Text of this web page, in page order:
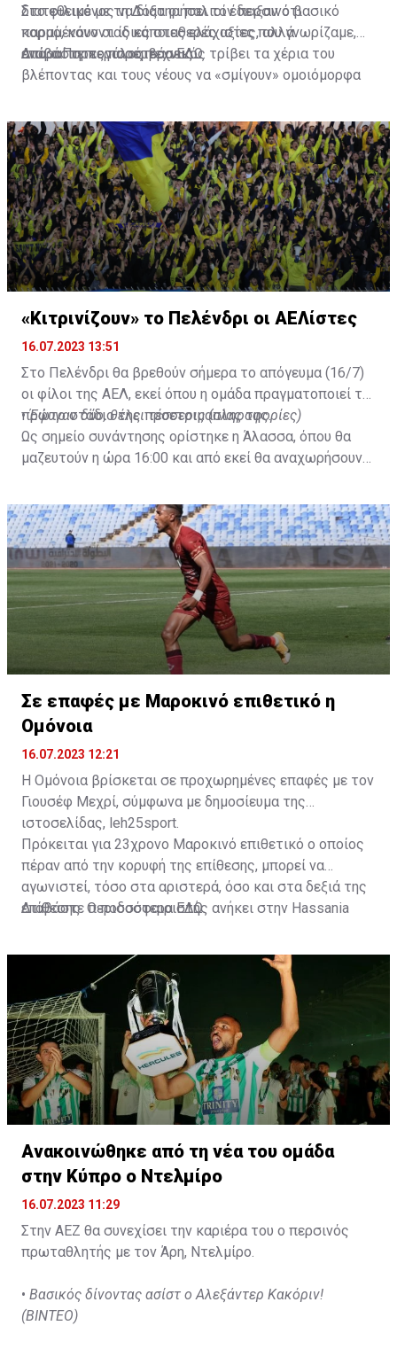
διατεθειμένος να διατηρήσει τον περσινό βασικό
κορμό, κάνοντας κάποιες ελάχιστες, αλλά
απαραίτητες παρεμβάσεις.
Στο φιλικό με τη Δόξα οι παλιοί έδειξαν ότι
παραμένουν οι ίδιες σταθερές αξίες που γνωρίζαμε,
ενώ ο Πορτογάλος τεχνικός τρίβει τα χέρια του
βλέποντας και τους νέους να «σμίγουν» ομοιόμορφα
Διαβάστε περισσότεραΕΔΩ.
«Κιτρινίζουν» το Πελένδρι οι ΑΕΛίστες
16.07.2023 13:51
Στο Πελένδρι θα βρεθούν σήμερα το απόγευμα (16/7)
οι φίλοι της ΑΕΛ, εκεί όπου η ομάδα πραγματοποιεί το
πρώτο στάδιο της προετοιμασίας της.
•Έφυγαν δύο, θέλει τέσσερις (πληροφορίες)
Ως σημείο συνάντησης ορίστηκε η Άλασσα, όπου θα
μαζευτούν η ώρα 16:00 και από εκεί θα αναχωρήσουν
δώοσυν το παρών τους στην απογευματινή προπόνηση
της ομάδας.
Σε επαφές με Μαροκινό επιθετικό η
Ομόνοια
16.07.2023 12:21
Η Ομόνοια βρίσκεται σε προχωρημένες επαφές με τον
Γιουσέφ Μεχρί, σύμφωνα με δημοσίευμα της
ιστοσελίδας, leh25sport.
Πρόκειται για 23χρονο Μαροκινό επιθετικό ο οποίος
πέραν από την κορυφή της επίθεσης, μπορεί να
αγωνιστεί, τόσο στα αριστερά, όσο και στα δεξιά της
επίθεσης. Ο ποδοσφαιριστής ανήκει στην Hassania
2026.
Διαβάστε περισσότεραΕΔΩ.
Ανακοινώθηκε από τη νέα του ομάδα
στην Κύπρο ο Ντελμίρο
16.07.2023 11:29
Στην ΑΕΖ θα συνεχίσει την καριέρα του ο περσινός
πρωταθλητής με τον Άρη, Ντελμίρο.
• Βασικός δίνοντας ασίστ ο Αλεξάντερ Κακόριν!
(ΒΙΝΤΕΟ)